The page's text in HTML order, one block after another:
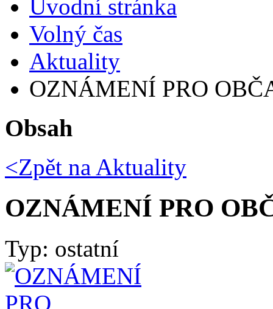
Úvodní stránka
Volný čas
Aktuality
OZNÁMENÍ PRO
Obsah
<Zpět na Aktuality
OZNÁMENÍ PRO
Typ: ostatní